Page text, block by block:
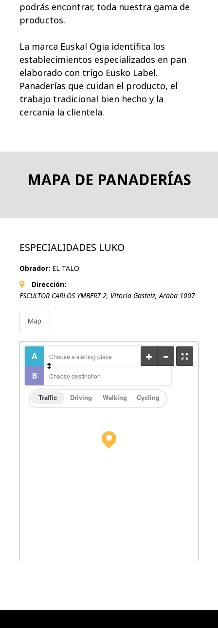
podrás encontrar, toda nuestra gama de
productos.
La marca Euskal Ogia identifica los
establecimientos especializados en pan
elaborado con trigo Eusko Label.
Panaderías que cuidan el producto, el
trabajo tradicional bien hecho y la
cercanía la clientela.
MAPA DE PANADERÍAS
ESPECIALIDADES LUKO
Obrador: EL TALO
Dirección:
ESCULTOR CARLOS YMBERT 2, Vitoria-Gasteiz, Araba 1007
Map
Traffic Driving Walking Cycling